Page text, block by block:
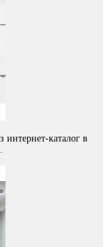
интернет-каталог в